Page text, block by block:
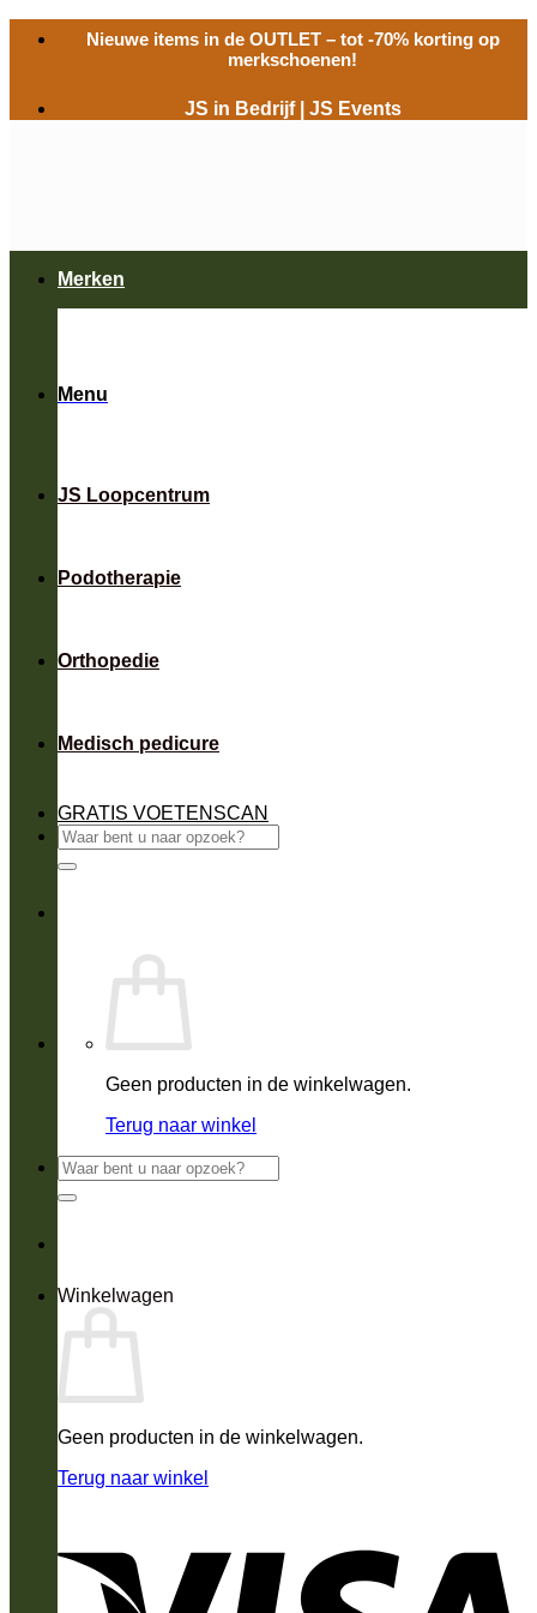
naar
Nieuwe items in de OUTLET– tot -70% korting op
merkschoenen!
JS in Bedrijf JS Events
Menu
JS Loopcentrum
Podotherapie
Orthopedie
Medisch pedicure
GRATIS VOETENSCAN
Zoeken
naar:
Geen producten in de winkelwagen.
Terug naar winkel
Zoeken
naar:
Winkelwagen
Geen producten in de winkelwagen.
Terug naar winkel
Merken